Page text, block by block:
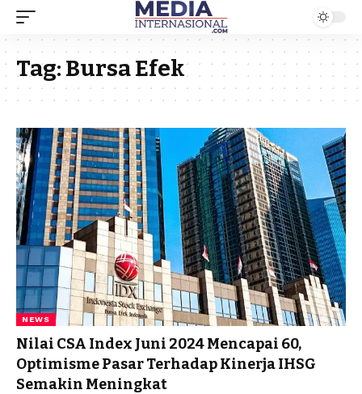
Tag:Bursa Efek
NEWS
Nilai CSA Index Juni 2024 Mencapai 60,
Optimisme Pasar Terhadap Kinerja IHSG
Semakin Meningkat